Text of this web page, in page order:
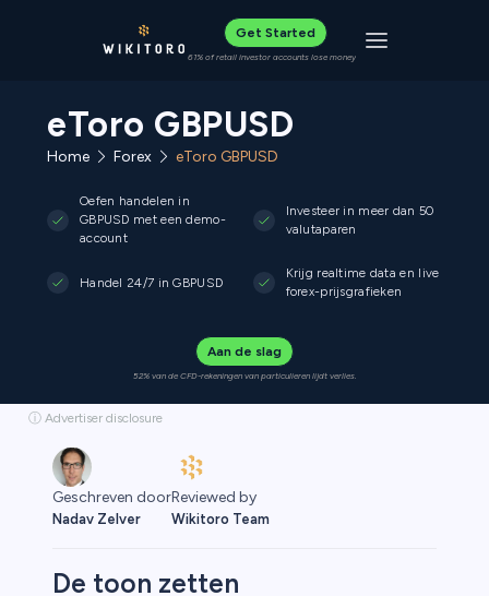
Get Started
61% of retail investor accounts lose money Toggle
eToro GBPUSD
Home Forex eToro GBPUSD
Oefen handelen in
GBPUSD met een demo-
account
Investeer in meer dan 50
valutaparen
Handel 24/7 in GBPUSD
Krijg realtime data en live
forex-prijsgrafieken
Aan de slag
52% van de CFD-rekeningen van particulieren lijdt verlies.
ⓘ Advertiser disclosure
Geschreven door
Nadav Zelver
Reviewed by
Wikitoro Team
De toon zetten